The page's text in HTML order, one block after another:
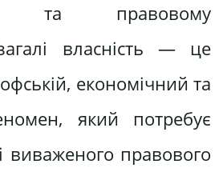
та правовому
власність — це
економічний та
який потребує
виваженого правового